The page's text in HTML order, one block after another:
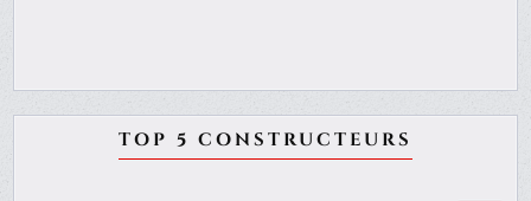
TOP 5 CONSTRUCTEURS